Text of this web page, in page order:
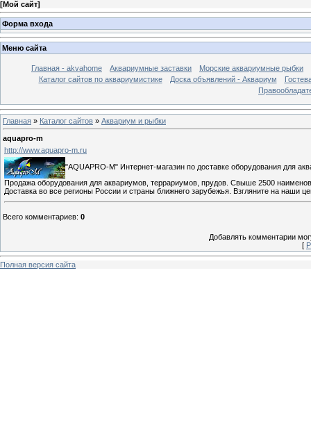
[Мой сайт]
Форма входа
Меню сайта
Главная - akvahome Аквариумные заставки
Морские аквариумные рыбки
Каталог сайтов по аквариумистике
Доска объявлений - Аквариум
Главная » Каталог сайтов » Аквариум и рыбки
aquapro-m
http://www.aquapro-m.ru
"AQUAPRO-M" Интернет-магазин по доставке оборудования для
Продажа оборудования для аквариумов, террариумов, прудов. Свыше 2500
Доставка во все регионы России и страны ближнего зарубежья. Взгляните на наши
Всего комментариев: 0
Добавлять комментарии
[
Полная версия сайта